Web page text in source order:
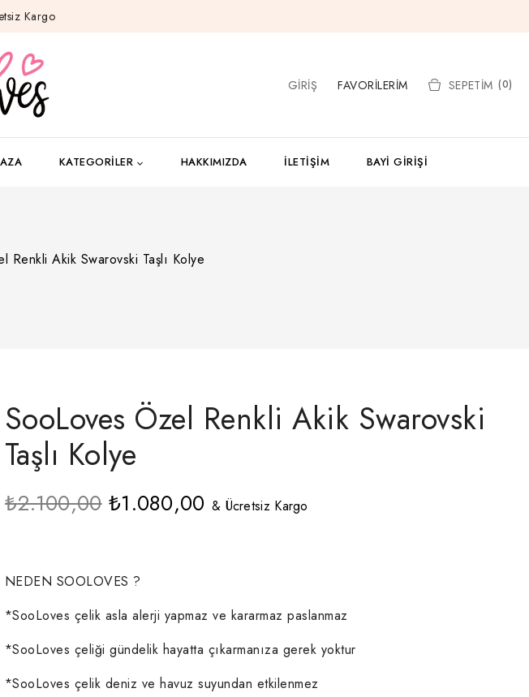
Kargo
GIRIŞ FAVORILERIM SEPETIM (0)
KATEGORILER HAKKIMIZDA İLETIŞIM BAYI GIRIŞI
Renkli Akik Swarovski Taşlı Kolye
SooLoves Özel Renkli Akik Swarovski
Taşlı Kolye
₺2.100,00 Orijinal
₺1.080,00 Şu
& Ücretsiz Kargo
NEDEN SOOLOVES ?
*SooLoves çelik asla alerji yapmaz ve kararmaz paslanmaz
*SooLoves çeliği gündelik hayatta çıkarmanıza gerek yoktur
*SooLoves çelik deniz ve havuz suyundan etkilenmez